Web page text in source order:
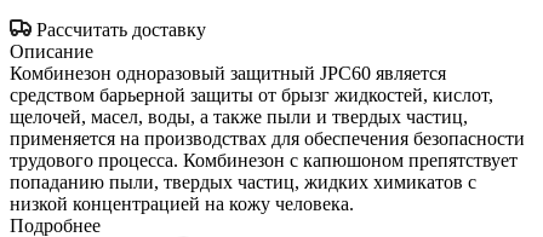
Рассчитать доставку
Описание
Комбинезон одноразовый защитный JPC60 является
средством барьерной защиты от брызг жидкостей, кислот,
щелочей, масел, воды, а также пыли и твердых частиц,
применяется на производствах для обеспечения безопасности
трудового процесса. Комбинезон с капюшоном препятствует
попаданию пыли, твердых частиц, жидких химикатов с
низкой концентрацией на кожу человека.
Подробнее